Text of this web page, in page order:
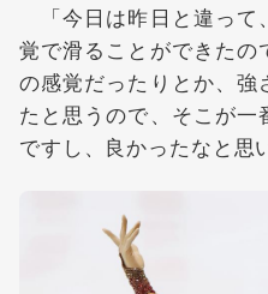
「今日は昨日と違って
覚で滑ることができた
の感覚だったりとか、
たと思うので、そこが一
ですし、良かったなと思